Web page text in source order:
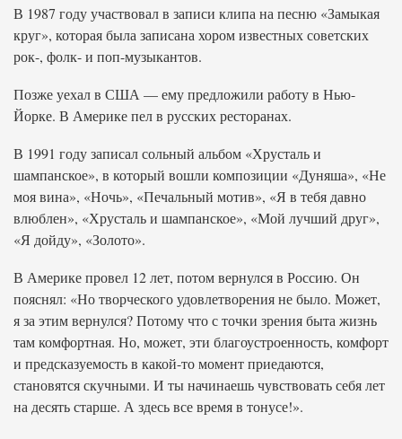
В 1987 году участвовал в записи клипа на песню «Замыкая
круг», которая была записана хором известных советских
рок-, фолк- и поп-музыкантов.
Позже уехал в США — ему предложили работу в Нью-
Йорке. В Америке пел в русских ресторанах.
В 1991 году записал сольный альбом «Хрусталь и
шампанское», в который вошли композиции «Дуняша», «Не
моя вина», «Ночь», «Печальный мотив», «Я в тебя давно
влюблен», «Хрусталь и шампанское», «Мой лучший друг»,
«Я дойду», «Золото».
В Америке провел 12 лет, потом вернулся в Россию. Он
пояснял: «Но творческого удовлетворения не было. Может,
я за этим вернулся? Потому что с точки зрения быта жизнь
там комфортная. Но, может, эти благоустроенность, комфорт
и предсказуемость в какой-то момент приедаются,
становятся скучными. И ты начинаешь чувствовать себя лет
на десять старше. А здесь все время в тонусе!».